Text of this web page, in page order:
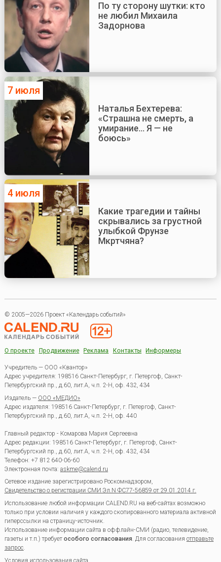
По ту сторону шутки: кто
не любил Михаила
Задорнова
7 июля
Наталья Бехтерева:
«Страшна не смерть, а
умирание... Я — не
боюсь»
4 июля
Какие трагедии и тайны
скрывались за грустной
улыбкой Фрунзе
Мкртчяна?
© 2005—2026 Проект «Календарь событий»
О проекте Продвижение Реклама Контакты Информеры
Учредитель — ООО «Квантор»
Адрес учредителя: 198516 Санкт-Петербург, г. Петергоф, Санкт-
Петербургский пр., д.60, лит.А, ч.п. 2-Н, оф. 432, 434
Издатель — ООО «МЕДИО»
Адрес издателя: 198516 Санкт-Петербург, г. Петергоф, Санкт-
Петербургский пр., д.60, лит.А, ч.п. 2-Н, оф. 440
Главный редактор - Комарова Мария Сергеевна
Адрес редакции: 198516 Санкт-Петербург, г. Петергоф Санкт-
Петербургский пр., д.60, лит.А, ч.п. 2-Н, оф. 432, 434
Телефон: +7 812 640-06-60
Электронная почта: askme@calend.ru
Сетевое издание зарегистрировано Роскомнадзором,
Свидетельство о регистрации СМИ Эл.N ФС77-56859 от 29.01.2014 г.
Использование любой информации CALEND.RU на веб-сайтах возможно
только при условии наличия у каждого скопированного материала активной
гиперссылки на страницу-источник.
Использование информации сайта в оффлайн-СМИ (радио, телевидение,
газеты и т.п.) требуетособого согласования. Для согласования отправьте
запрос.
Условия использования сайта